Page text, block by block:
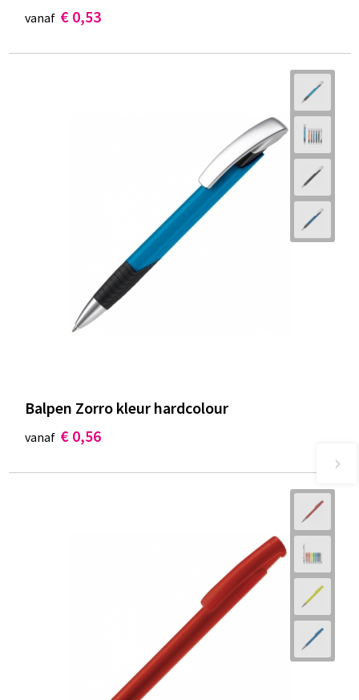
vanaf € 0,53
Balpen Zorro kleur hardcolour
vanaf € 0,56